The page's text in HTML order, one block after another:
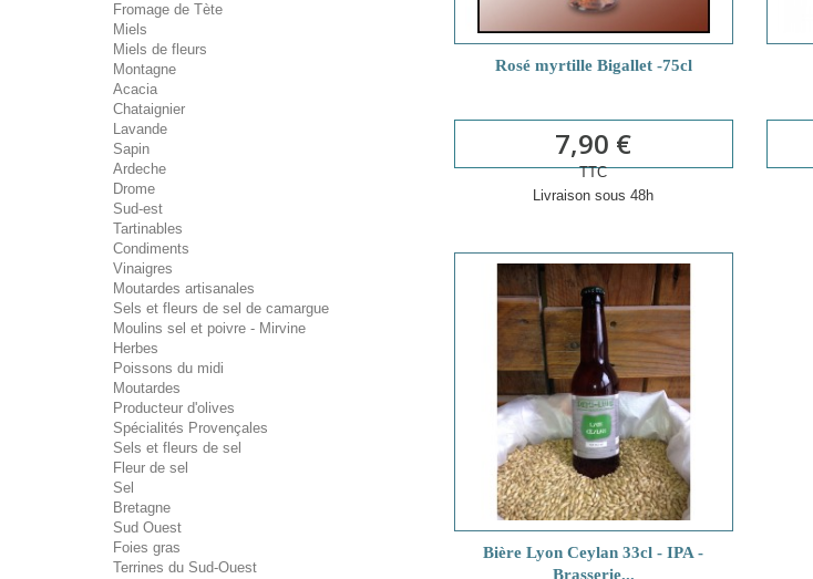
Fromage de Tète
Miels
Miels de fleurs
Montagne
Acacia
Chataignier
Lavande
Sapin
Ardeche
Drome
Sud-est
Tartinables
Condiments
Vinaigres
Moutardes artisanales
Sels et fleurs de sel de camargue
Moulins sel et poivre - Mirvine
Herbes
Poissons du midi
Moutardes
Producteur d'olives
Spécialités Provençales
Sels et fleurs de sel
Fleur de sel
Sel
Bretagne
Sud Ouest
Foies gras
Terrines du Sud-Ouest
Rosé myrtille Bigallet -75cl
7,90 €
TTC
Livraison sous 48h
Bière Lyon Ceylan 33cl - IPA -
Brasserie...